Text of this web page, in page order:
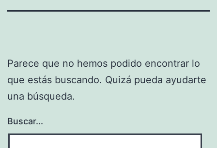
Parece que no hemos podido encontrar lo
que estás buscando. Quizá pueda ayudarte
una búsqueda.
Buscar...